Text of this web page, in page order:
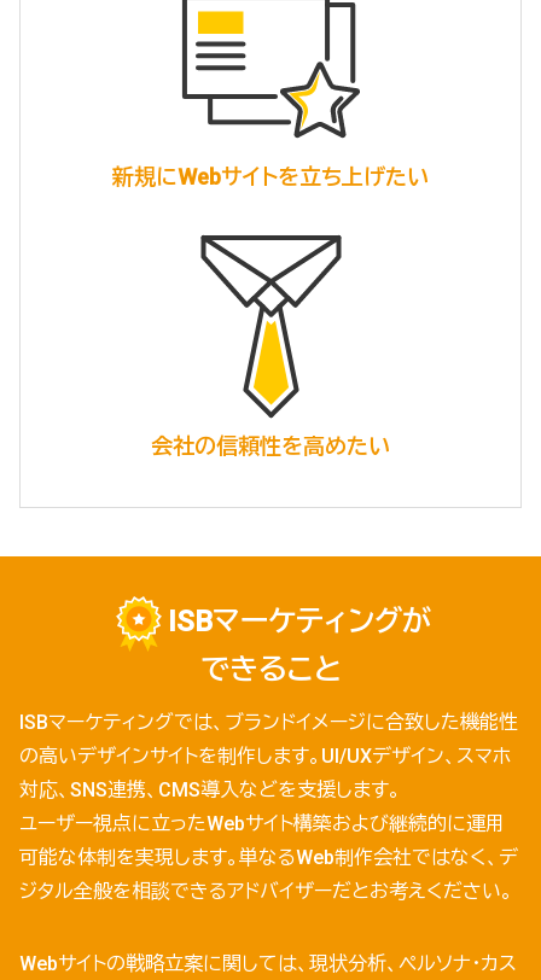
新規にWebサイトを立ち上げたい
会社の信頼性を高めたい
ISBマーケティングが
できること
ISBマーケティングでは、ブランドイメージに合致した機能性
の高いデザインサイトを制作します。UI/UXデザイン、スマホ
対応、SNS連携、CMS導入などを支援します。
ユーザー視点に立ったWebサイト構築および継続的に運用
可能な体制を実現します。単なるWeb制作会社ではなく、デ
ジタル全般を相談できるアドバイザーだとお考えください。
Webサイトの戦略立案に関しては、現状分析、ペルソナ・カス